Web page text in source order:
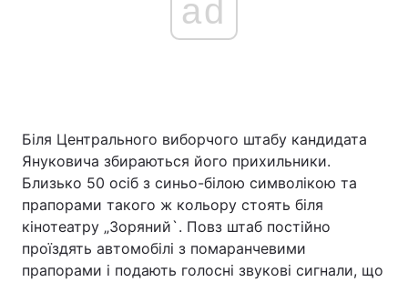
ad
Біля Центрального виборчого штабу кандидата
Януковича збираються його прихильники.
Близько 50 осіб з синьо-білою символікою та
прапорами такого ж кольору стоять біля
кінотеатру „Зоряний`. Повз штаб постійно
проїздять автомобілі з помаранчевими
прапорами і подають голосні звукові сигнали, що